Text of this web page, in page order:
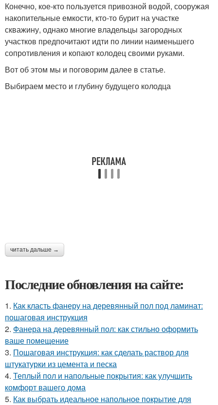
Конечно, кое-кто пользуется привозной водой, сооружая
накопительные емкости, кто-то бурит на участке
скважину, однако многие владельцы загородных
участков предпочитают идти по линии наименьшего
сопротивления и копают колодец своими руками.
Вот об этом мы и поговорим далее в статье.
Выбираем место и глубину будущего колодца
читать дальше →
Последние обновления на сайте:
1. Как класть фанеру на деревянный пол под ламинат:
пошаговая инструкция
2. Фанера на деревянный пол: как стильно оформить
ваше помещение
3. Пошаговая инструкция: как сделать раствор для
штукатурки из цемента и песка
4. Теплый пол и напольные покрытия: как улучшить
комфорт вашего дома
5. Как выбрать идеальное напольное покрытие для